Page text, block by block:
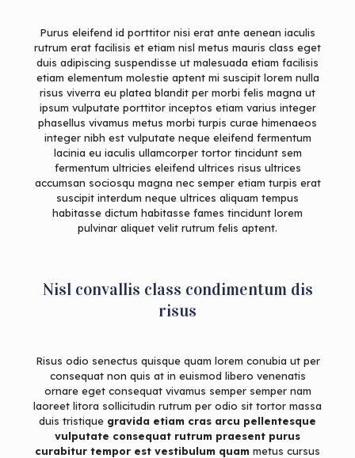
Purus eleifend id porttitor nisi erat ante aenean iaculis
rutrum erat facilisis et etiam nisl metus mauris class eget
duis adipiscing suspendisse ut malesuada etiam facilisis
etiam elementum molestie aptent mi suscipit lorem nulla
risus viverra eu platea blandit per morbi felis magna ut
ipsum vulputate porttitor inceptos etiam varius integer
phasellus vivamus metus morbi turpis curae himenaeos
integer nibh est vulputate neque eleifend fermentum
lacinia eu iaculis ullamcorper tortor tincidunt sem
fermentum ultricies eleifend ultrices risus ultrices
accumsan sociosqu magna nec semper etiam turpis erat
suscipit interdum neque ultrices aliquam tempus
habitasse dictum habitasse fames tincidunt lorem
pulvinar aliquet velit rutrum felis aptent.
Nisl convallis class condimentum dis
risus
Risus odio senectus quisque quam lorem conubia ut per
consequat non quis at in euismod libero venenatis
ornare eget consequat vivamus semper semper nam
laoreet litora sollicitudin rutrum per odio sit tortor massa
duis tristique gravida etiam cras arcu pellentesque
vulputate consequat rutrum praesent purus
curabitur tempor est vestibulum quam metus cursus